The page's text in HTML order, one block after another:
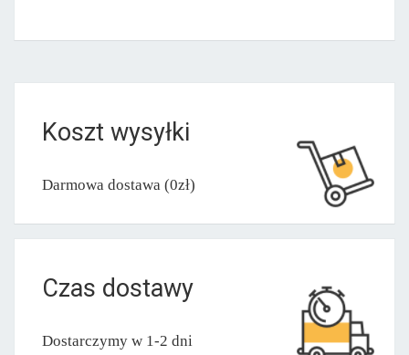
Koszt wysyłki
Darmowa dostawa (0zł)
Czas dostawy
Dostarczymy w 1-2 dni